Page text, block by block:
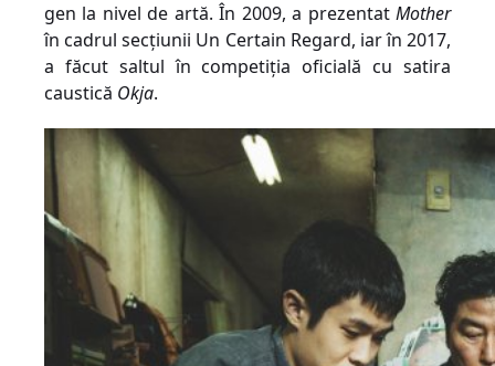
gen la nivel de artă. În 2009, a prezentat Mother
în cadrul secțiunii Un Certain Regard, iar în 2017,
a făcut saltul în competiția oficială cu satira
caustică Okja.